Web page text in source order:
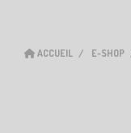
ACCUEIL E-SHOP